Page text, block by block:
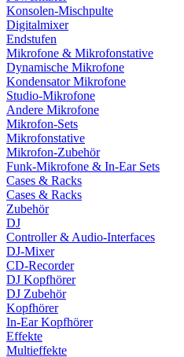
Konsolen-Mischpulte
Digitalmixer
Endstufen
Mikrofone & Mikrofonstative
Dynamische Mikrofone
Kondensator Mikrofone
Studio-Mikrofone
Andere Mikrofone
Mikrofon-Sets
Mikrofonstative
Mikrofon-Zubehör
Funk-Mikrofone & In-Ear Sets
Cases & Racks
Cases & Racks
Zubehör
DJ
Controller & Audio-Interfaces
DJ-Mixer
CD-Recorder
DJ Kopfhörer
DJ Zubehör
Kopfhörer
In-Ear Kopfhörer
Effekte
Multieffekte